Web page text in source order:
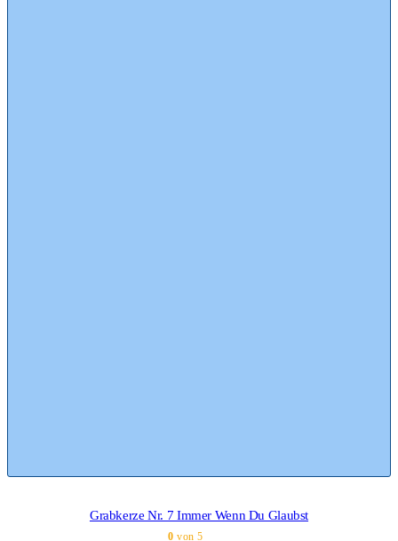
Grabkerze Nr. 7 Immer Wenn Du Glaubst
0 von 5